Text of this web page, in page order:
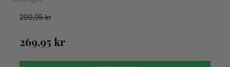
299,95 kr
269,95 kr